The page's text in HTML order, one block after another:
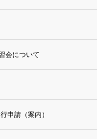
会について
申請（案内）